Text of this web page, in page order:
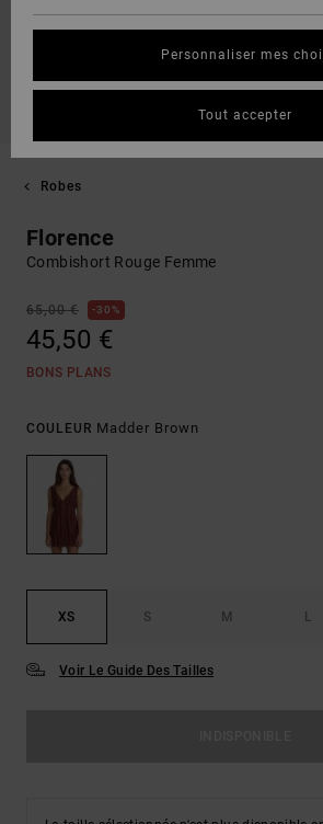
Robes
Florence
Combishort Rouge Femme
65,00 € 30%
45,50 €
BONS PLANS
COULEUR Madder Brown
XS S M L
Voir Le Guide Des Tailles
Personnaliser mes
Tout accepter